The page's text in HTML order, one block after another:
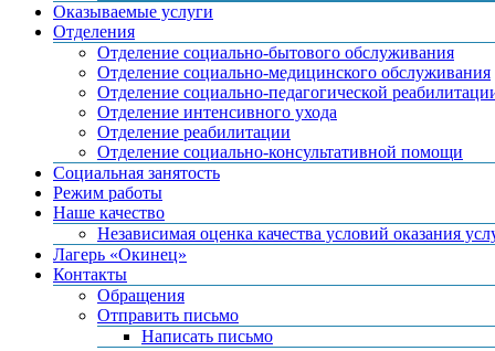
Оказываемые услуги
Отделения
Отделение социально-бытового обслуживания
Отделение социально-медицинского обслуживания
Отделение социально-педагогической
Отделение интенсивного ухода
Отделение реабилитации
Отделение социально-консультативной помощи
Социальная занятость
Режим работы
Наше качество
Независимая оценка качества условий оказания
Лагерь «Окинец»
Контакты
Обращения
Отправить письмо
Написать письмо